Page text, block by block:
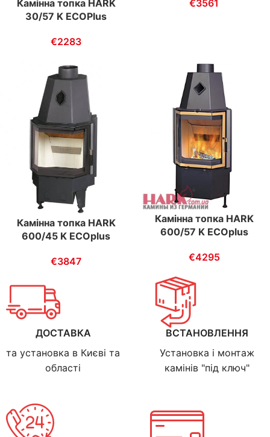
Камінна топка HARK
30/57 K ECOPlus
€2283
€3561
Камінна топка HARK
600/45 K ECOplus
€3847
Камінна топка HARK
600/57 K ECOplus
€4295
ДОСТАВКА
та установка в Києві та
області
ВСТАНОВЛЕННЯ
Установка і монтаж
камінів "під ключ"